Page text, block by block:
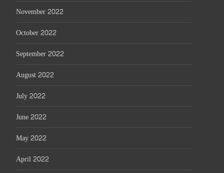
November 2022
October 2022
September 2022
August 2022
July 2022
June 2022
May 2022
April 2022